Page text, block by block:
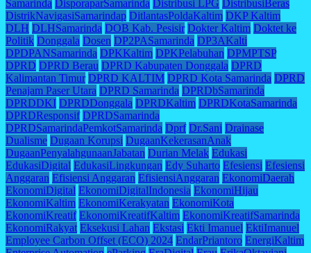
Samarinda DisporaparSamarinda Distribusi LPG DistribusiBeras
DistrikNavigasiSamarindap DitlantasPoldaKaltim DKP Kaltim
DLH DLHSamarinda DOB Kab. Pesisir Dokter Kaltim Doktet ke
Politik Donggala Dosen DP2PASamarinda DP3AKalti
DPDPANSamarinda DPKKaltim DPKPelabuhan DPMPTSP
DPRD DPRD Berau DPRD Kabupaten Donggala DPRD
Kalimantan Timur DPRD KALTIM DPRD Kota Samarinda DPRD
Penajam Paser Utara DPRD Samarinda DPRDbSamarinda
DPRDDKI DPRDDonggala DPRDKaltim DPRDKotaSamarinda
DPRDResponsif DPRDSamarinda
DPRDSamarindaPemkotSamarinda Dprf Dr.Sani Drainase
Dualisme Dugaan Korupsi DugaanKekerasanAnak
DugaanPenyalahgunaanJabatan Durian Melak Edukasi
EdukasiDigital EdukasiLingkungan Edy Suharto Efesiensi Efesiensi
Anggaran Efisiensi Anggaran EfisiensiAnggaran EkonomiDaerah
EkonomiDigital EkonomiDigitalIndonesia EkonomiHijau
EkonomiKaltim EkonomiKerakyatan EkonomiKota
EkonomiKreatif EkonomiKreatifKaltim EkonomiKreatifSamarinda
EkonomiRakyat Eksekusi Lahan Ekstasi Ekti Imanuel EktiImanuel
Employee Carbon Offset (ECO) 2024 EndarPriantoro EnergiKaltim